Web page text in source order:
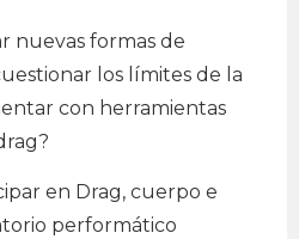
nuevas formas de
los límites de la
con herramientas
en Drag, cuerpo e
performático